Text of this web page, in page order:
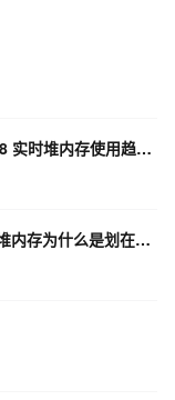
如何使用 v8.getHeapStatistics 接口监控 v8 实时堆内存使用趋势？
请教一个问题，flink cdc框架堆内存和task堆内存为什么是划在一起啊，这两块内存能通用吗？